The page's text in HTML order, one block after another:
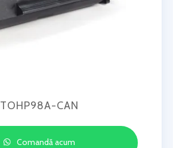
TOHP98A-CAN
Comandă acum